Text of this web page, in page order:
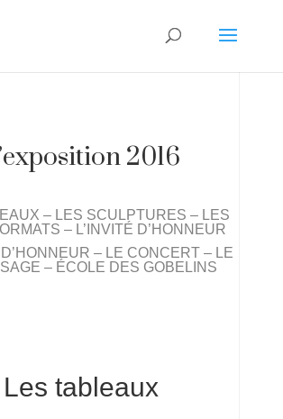
2016
– LES SCULPTURES – LES
– L’INVITÉ D’HONNEUR
– LE CONCERT– LE
– ÉCOLE DES GOBELINS
Les tableaux